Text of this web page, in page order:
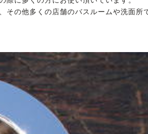
その他多くの店舗のバスルームや洗面所